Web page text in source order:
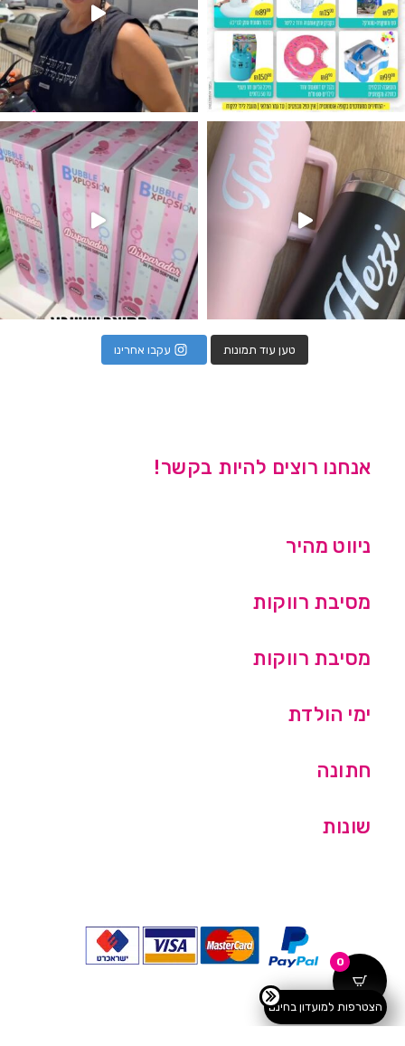
מטף לגילוי מין העובר חזר למלא
טען עוד תמונות עקבו אחרינו
אנחנו רוצים להיות בקשר!
ניווט מהיר
מסיבת רווקות
מסיבת רווקות
ימי הולדת
חתונה
שונות
0
הצטרפות למועדון בחינם